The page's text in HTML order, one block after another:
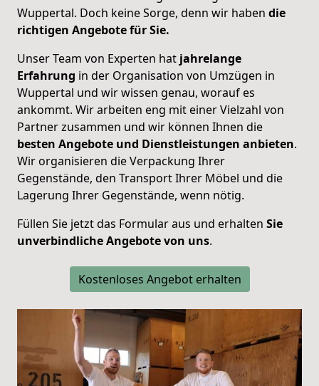
Wuppertal. Doch keine Sorge, denn wir haben die
richtigen Angebote für Sie.
Unser Team von Experten hat jahrelange
Erfahrung in der Organisation von Umzügen in
Wuppertal und wir wissen genau, worauf es
ankommt. Wir arbeiten eng mit einer Vielzahl von
Partner zusammen und wir können Ihnen die
besten Angebote und Dienstleistungen anbieten.
Wir organisieren die Verpackung Ihrer
Gegenstände, den Transport Ihrer Möbel und die
Lagerung Ihrer Gegenstände, wenn nötig.
Füllen Sie jetzt das Formular aus und erhalten Sie
unverbindliche Angebote von uns.
Kostenloses Angebot erhalten